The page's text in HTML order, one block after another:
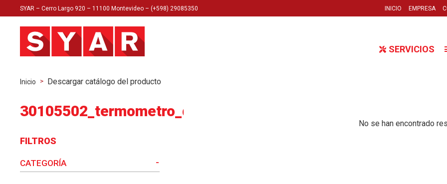
SYAR – Cerro Largo 920 – 11100 Montevideo – (+598) 29085350 INICIO EMPRESA
SERVICIOS
Inicio > Descargar catálogo del producto
30105502_termometro_de_pincho_formato_t.pdf
FILTROS
CATEGORÍA -
No se han encontrado